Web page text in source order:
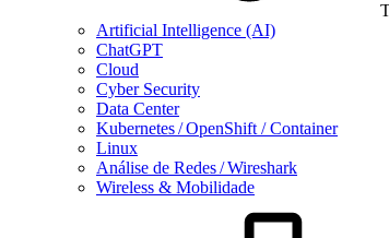
Artificial Intelligence (AI)
ChatGPT
Cloud
Cyber Security
Data Center
Kubernetes / OpenShift / Container
Linux
Análise de Redes / Wireshark
Wireless & Mobilidade